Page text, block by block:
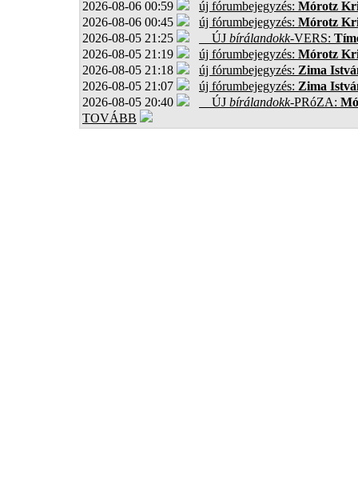
2026-08-06 00:59 új fórumbejegyzés: Mórotz
2026-08-06 00:45
új fórumbejegyzés: Mórotz
2026-08-05 21:25
ÚJ bírálandokk-VERS:
2026-08-05 21:19
új fórumbejegyzés: Mórotz
2026-08-05 21:18
új fórumbejegyzés: Zima
2026-08-05 21:07
új fórumbejegyzés: Zima
2026-08-05 20:40
ÚJ bírálandokk-PRóZA:
TOVÁBB